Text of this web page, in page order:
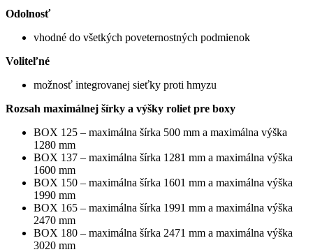
Odolnosť
vhodné do všetkých poveternostných podmienok
Voliteľné
možnosť integrovanej sieťky proti hmyzu
Rozsah maximálnej šírky a výšky roliet pre boxy
BOX 125 – maximálna šírka 500 mm a maximálna výška
1280 mm
BOX 137 – maximálna šírka 1281 mm a maximálna výška
1600 mm
BOX 150 – maximálna šírka 1601 mm a maximálna výška
1990 mm
BOX 165 – maximálna šírka 1991 mm a maximálna výška
2470 mm
BOX 180 – maximálna šírka 2471 mm a maximálna výška
3020 mm